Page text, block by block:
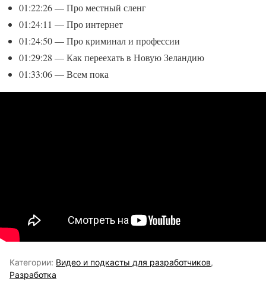
01:22:26 — Про местный сленг
01:24:11 — Про интернет
01:24:50 — Про криминал и профессии
01:29:28 — Как переехать в Новую Зеландию
01:33:06 — Всем пока
Категории: Видео и подкасты для разработчиков,
Разработка